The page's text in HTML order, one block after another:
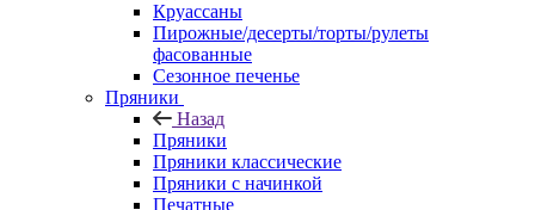
Круассаны
Пирожные/десерты/торты/рулеты
фасованные
Сезонное печенье
Пряники
Назад
Пряники
Пряники классические
Пряники с начинкой
Печатные